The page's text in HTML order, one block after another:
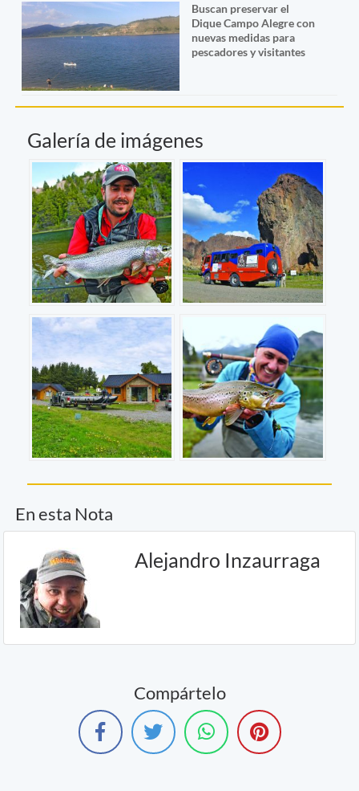
Buscan preservar el
Dique Campo Alegre con
nuevas medidas para
pescadores y visitantes
Galería de imágenes
En esta Nota
Alejandro Inzaurraga
Compártelo